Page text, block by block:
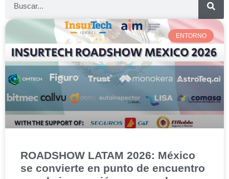
ENTORNO
ROADSHOW LATAM 2026: México
se convierte en punto de encuentro